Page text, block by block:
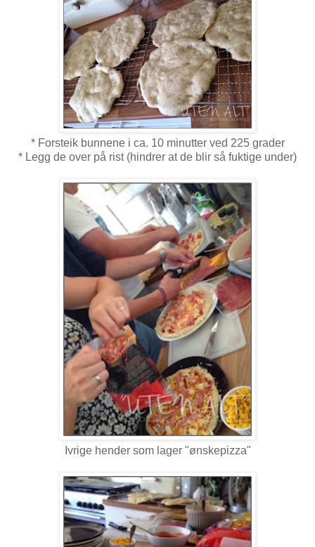
* Forsteik bunnene i ca. 10 minutter ved 225 grader
* Legg de over på rist (hindrer at de blir så fuktige under)
Ivrige hender som lager "ønskepizza"